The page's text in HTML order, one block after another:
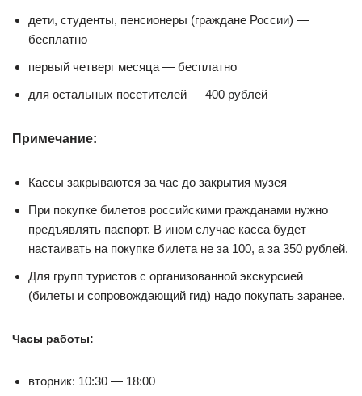
дети, студенты, пенсионеры (граждане России) —
бесплатно
первый четверг месяца — бесплатно
для остальных посетителей — 400 рублей
Примечание:
Кассы закрываются за час до закрытия музея
При покупке билетов российскими гражданами нужно
предъявлять паспорт. В ином случае касса будет
настаивать на покупке билета не за 100, а за 350 рублей.
Для групп туристов с организованной экскурсией
(билеты и сопровождающий гид) надо покупать заранее.
Часы работы:
вторник: 10:30 — 18:00